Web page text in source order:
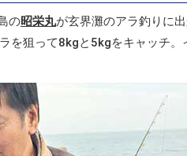
の昭栄丸が玄界灘のアラ釣りに
を狙って8kgと5kgをキャッチ。